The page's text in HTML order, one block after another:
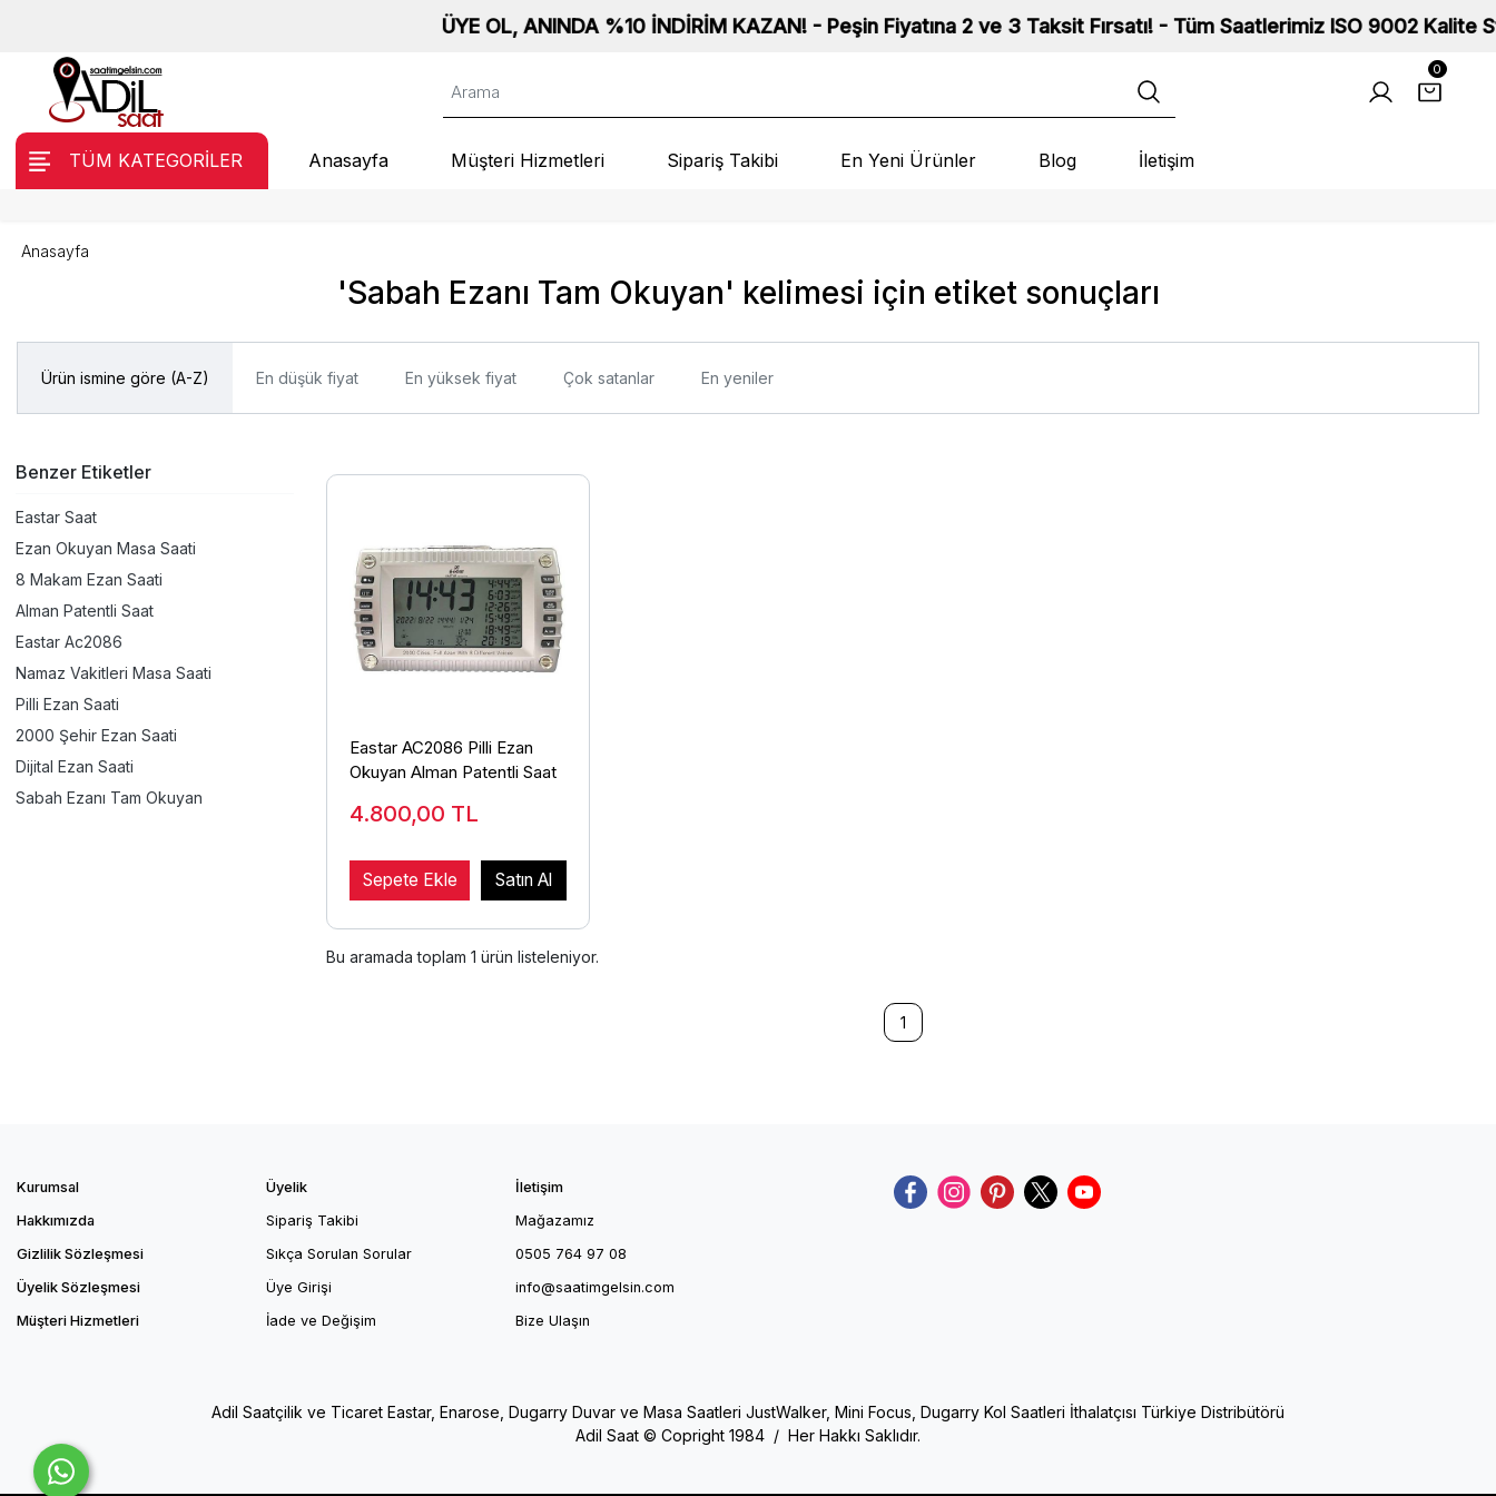
ÜYE OL, ANINDA %10 İNDİRİM KAZAN! - Peşin Fiyatına 2 ve 3 Taksit Fırsatı! - Tüm Saatlerimiz ISO 9002 Kalite
0
TÜM KATEGORİLER Anasayfa Müşteri Hizmetleri Sipariş Takibi En Yeni Ürünler Blog İletişim
'Sabah Ezanı Tam Okuyan' kelimesi için etiket sonuçları
Anasayfa
Ürün ismine göre (A-Z) En düşük fiyat En yüksek fiyat Çok satanlar En yeniler
Benzer Etiketler
Eastar Saat
Ezan Okuyan Masa Saati
8 Makam Ezan Saati
Alman Patentli Saat
Eastar Ac2086
Namaz Vakitleri Masa Saati
Pilli Ezan Saati
2000 Şehir Ezan Saati
Dijital Ezan Saati
Sabah Ezanı Tam Okuyan
Eastar AC2086 Pilli Ezan
Okuyan Alman Patentli Saat
4.800,00 TL
Sepete Ekle Satın Al
Bu aramada toplam 1 ürün listeleniyor.
1
Kurumsal
Hakkımızda
Gizlilik Sözleşmesi
Üyelik Sözleşmesi
Müşteri Hizmetleri
Üyelik
Sipariş Takibi
Sıkça Sorulan Sorular
Üye Girişi
İade ve Değişim
İletişim
Mağazamız
0505 764 97 08
info@saatimgelsin.com
Bize Ulaşın
Adil Saatçilik ve Ticaret Eastar, Enarose, Dugarry Duvar ve Masa Saatleri JustWalker, Mini Focus, Dugarry Kol Saatleri İthalatçısı Türkiye Distribütörü
Adil Saat © Copright 1984 / Her Hakkı Saklıdır.